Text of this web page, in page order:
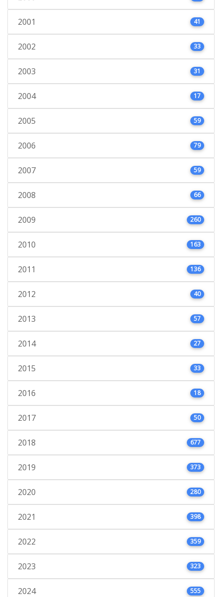
2001 41
2002 33
2003 31
2004 17
2005 59
2006 79
2007 59
2008 66
2009 260
2010 163
2011 136
2012 40
2013 57
2014 27
2015 33
2016 18
2017 50
2018 677
2019 373
2020 280
2021 398
2022 359
2023 323
2024 555